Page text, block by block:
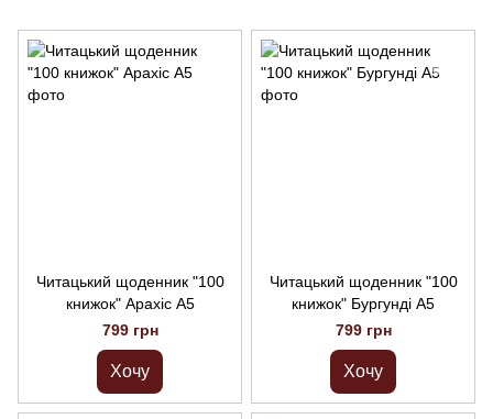
Читацький щоденник "100
книжок" Арахіс А5
799 грн
Хочу
Читацький щоденник "100
книжок" Бургунді А5
799 грн
Хочу